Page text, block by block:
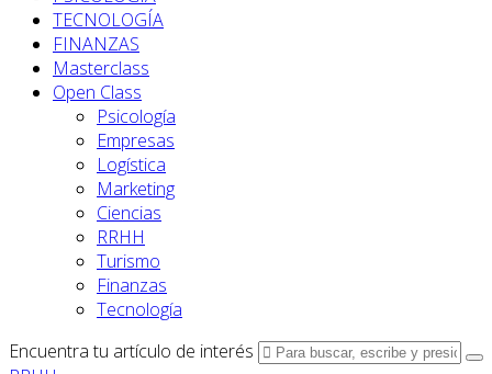
TECNOLOGÍA
FINANZAS
Masterclass
Open Class
Psicología
Empresas
Logística
Marketing
Ciencias
RRHH
Turismo
Finanzas
Tecnología
Encuentra tu artículo de interés